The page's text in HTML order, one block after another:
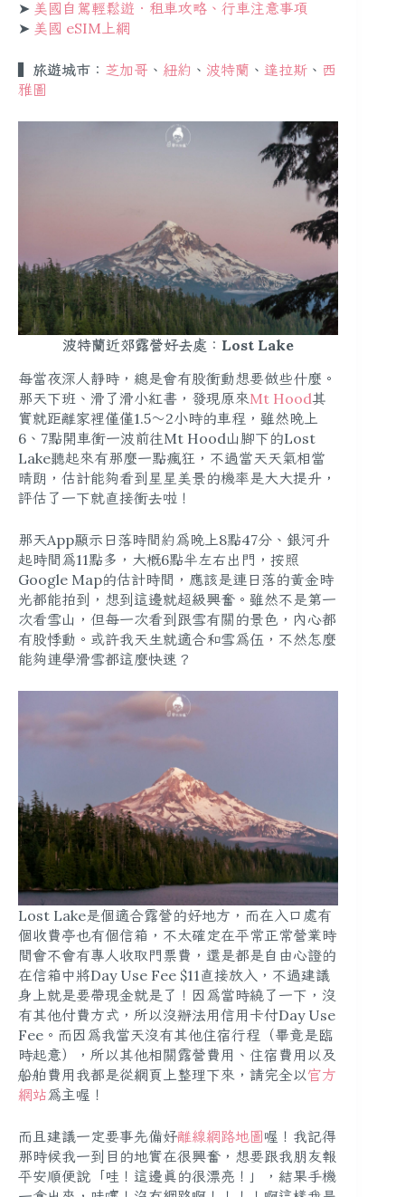
➤ 美國自駕輕鬆遊．租車攻略、行車注意事項
➤ 美國 eSIM上網
▍旅遊城市： 芝加哥 、 紐約 、 波特蘭 、 達拉斯 、 西
雅圖
波特蘭近郊露營好去處：Lost Lake
每當夜深人靜時，總是會有股衝動想要做些什麼。
那天下班、滑了滑小紅書，發現原來Mt Hood其
實就距離家裡僅僅1.5～2小時的車程，雖然晚上
6、7點開車衝一波前往Mt Hood山腳下的Lost
Lake聽起來有那麼一點瘋狂，不過當天天氣相當
晴朗，估計能夠看到星星美景的機率是大大提升，
評估了一下就直接衝去啦！
那天App顯示日落時間約為晚上8點47分、銀河升
起時間為11點多，大概6點半左右出門，按照
Google Map的估計時間，應該是連日落的黃金時
光都能拍到，想到這邊就超級興奮。雖然不是第一
次看雪山，但每一次看到跟雪有關的景色，內心都
有股悸動。或許我天生就適合和雪為伍，不然怎麼
能夠連學滑雪都這麼快速？
Lost Lake是個適合露營的好地方，而在入口處有
個收費亭也有個信箱，不太確定在平常正常營業時
間會不會有專人收取門票費，還是都是自由心證的
在信箱中將Day Use Fee $11直接放入，不過建議
身上就是要帶現金就是了！因為當時繞了一下，沒
有其他付費方式，所以沒辦法用信用卡付Day Use
Fee。而因為我當天沒有其他住宿行程（畢竟是臨
時起意），所以其他相關露營費用、住宿費用以及
船舶費用我都是從網頁上整理下來，請完全以官方
網站為主喔！
而且建議一定要事先備好離線網路地圖喔！我記得
那時候我一到目的地實在很興奮，想要跟我朋友報
平安順便說「哇！這邊真的很漂亮！」，結果手機